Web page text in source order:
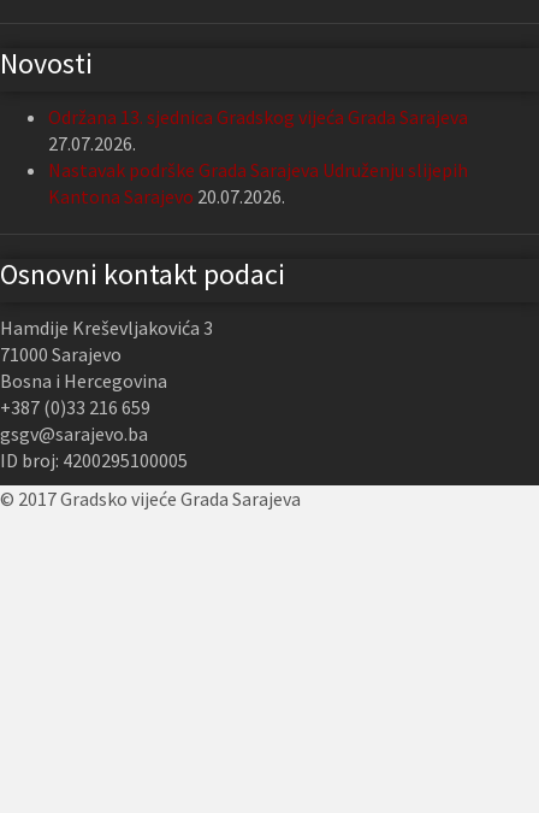
Novosti
Održana 13. sjednica Gradskog vijeća Grada Sarajeva
27.07.2026.
Nastavak podrške Grada Sarajeva Udruženju slijepih
Kantona Sarajevo 20.07.2026.
Osnovni kontakt podaci
Hamdije Kreševljakovića 3
71000 Sarajevo
Bosna i Hercegovina
+387 (0)33 216 659
gsgv@sarajevo.ba
ID broj: 4200295100005
© 2017 Gradsko vijeće Grada Sarajeva